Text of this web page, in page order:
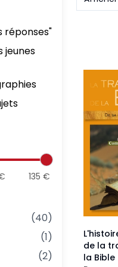
réponses"
jeunes
135 €
(40)
(1)
(2)
de la
la Bible